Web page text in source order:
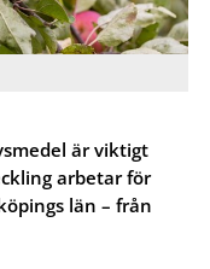
är viktigt
arbetar för
län – från